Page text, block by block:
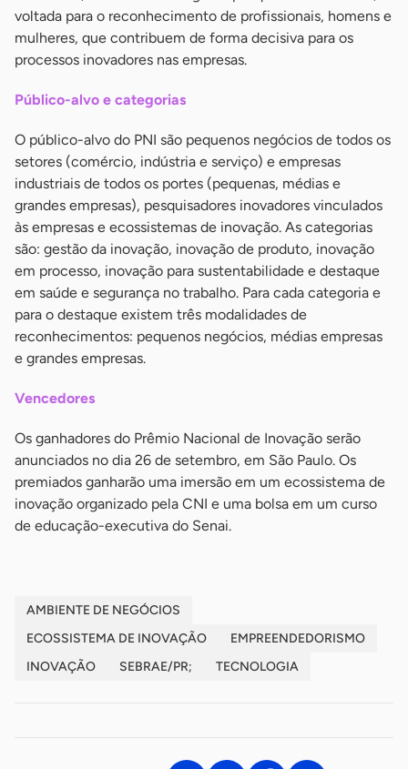
voltada para o reconhecimento de profissionais, homens e
mulheres, que contribuem de forma decisiva para os
processos inovadores nas empresas.
Público-alvo e categorias
O público-alvo do PNI são pequenos negócios de todos os
setores (comércio, indústria e serviço) e empresas
industriais de todos os portes (pequenas, médias e
grandes empresas), pesquisadores inovadores vinculados
às empresas e ecossistemas de inovação. As categorias
são: gestão da inovação, inovação de produto, inovação
em processo, inovação para sustentabilidade e destaque
em saúde e segurança no trabalho. Para cada categoria e
para o destaque existem três modalidades de
reconhecimentos: pequenos negócios, médias empresas
e grandes empresas.
Vencedores
Os ganhadores do Prêmio Nacional de Inovação serão
anunciados no dia 26 de setembro, em São Paulo. Os
premiados ganharão uma imersão em um ecossistema de
inovação organizado pela CNI e uma bolsa em um curso
de educação-executiva do Senai.
AMBIENTE DE NEGÓCIOS
ECOSSISTEMA DE INOVAÇÃO
EMPREENDEDORISMO
INOVAÇÃO
SEBRAE/PR; TECNOLOGIA